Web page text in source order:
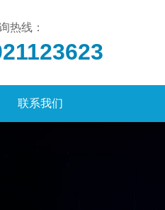
热线：
联系我们